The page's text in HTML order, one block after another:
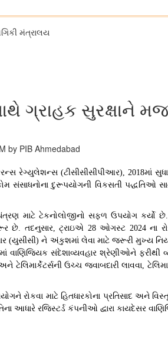
મંત્રાલય
ગ્રાહક સુરક્ષાને
by PIB Ahmedabad
રેગ્યુલેશન્સ (ટીસીસીસીપીઆર), 2018માં
સંસાધનોના દુરૂપયોગની વિકસતી પદ્ધતિઓ
માટે ટેકનોલોજીનો સફળ ઉપયોગ કર્યો છે.
છે. તદનુસાર, ટ્રાઇએ 28 ઓગસ્ટ 2024 ના
(યુસીસી)ને અંકુશમાં લેવા માટે જરૂરી મુખ્ય
વાણિજ્યિક સંદેશાવ્યવહાર શ્રેણીઓને ફરીથી
ટેલિમાર્કેટર્સની ઉચ્ચ જવાબદારી લાવવા,
રોકવા માટે હિતધારકોના પ્રતિસાદ અને
રજિસ્ટર્ડ કંપનીઓ દ્વારા કાયદેસર